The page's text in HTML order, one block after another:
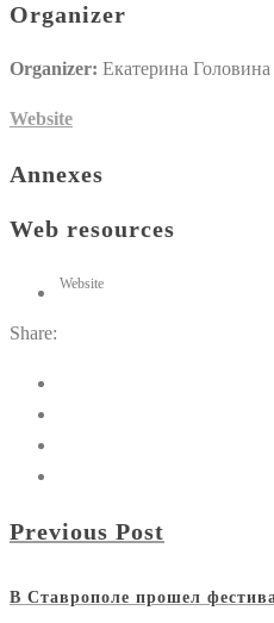
Organizer
Organizer: Екатерина
Website
Annexes
Web resources
Website
Share:
Previous Post
В Ставрополе прошел